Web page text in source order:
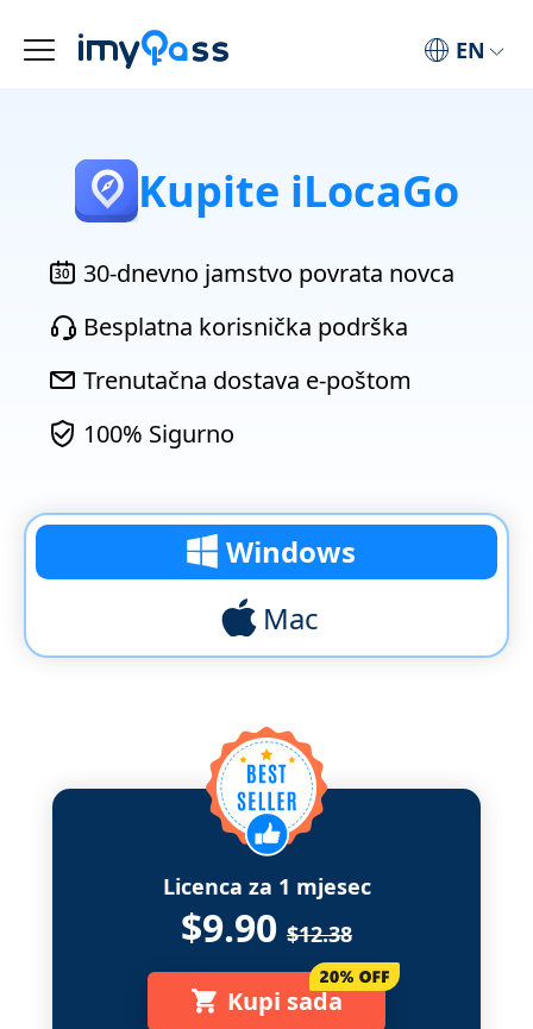
EN
Kupite iLocaGo
30-dnevno jamstvo povrata novca
Besplatna korisnička podrška
Trenutačna dostava e-poštom
100% Sigurno
Windows
Mac
Licenca za 1 mjesec
$9.90 $12.38
Kupi sada